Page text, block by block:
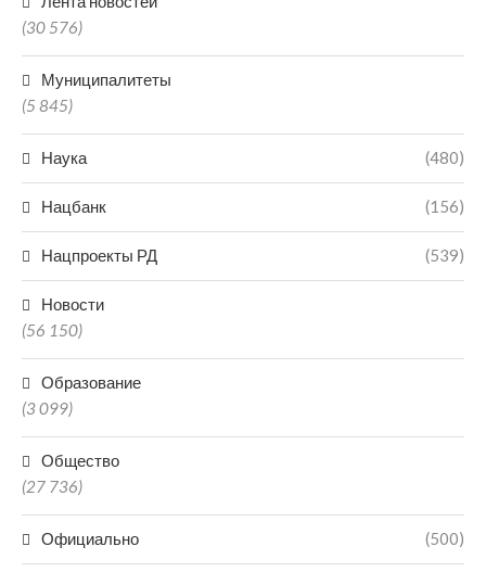
(30 576)
Муниципалитеты
(5 845)
Наука (480)
Нацбанк (156)
Нацпроекты РД (539)
Новости
(56 150)
Образование
(3 099)
Общество
(27 736)
Официально (500)